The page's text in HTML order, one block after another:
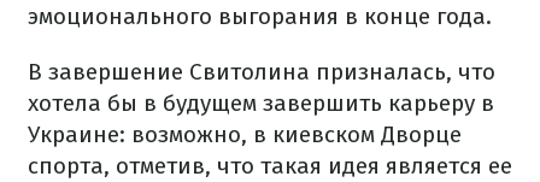
эмоционального выгорания в конце года.
В завершение Свитолина призналась, что
хотела бы в будущем завершить карьеру в
Украине: возможно, в киевском Дворце
спорта, отметив, что такая идея является ее